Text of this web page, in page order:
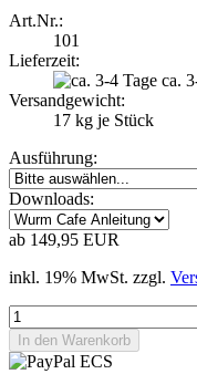
Art.Nr.:
101
Lieferzeit:
ca.
Versandgewicht:
17 kg je Stück
Ausführung:
Downloads:
ab 149,95 EUR
inkl. 19% MwSt. zzgl.